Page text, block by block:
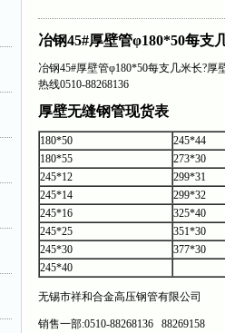
冶钢45#厚壁管φ180*50每支
冶钢45#厚壁管φ180*50每支几米长?
热线0510-88268136
厚壁无缝钢管现货表
180*50
245*44
180*55
273*30
245*12
299*31
245*14
299*32
245*16
325*40
245*25
351*30
245*30
377*30
245*40
无锡市祥和合金高压钢管有限公司
销售一部:0510-88268136 88269158